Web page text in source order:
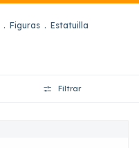
. Figuras . Estatuilla
Filtrar